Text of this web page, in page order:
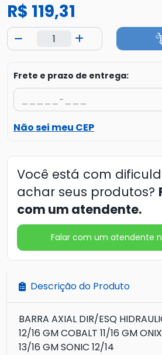
R$ 119,31
Frete e prazo de entrega:
Não sei meu CEP
Você está com
achar seus produtos?
com um atendente.
Falar com um atendente
Descrição do Produto
BARRA AXIAL DIR/ESQ
12/16 GM COBALT 11/16 GM
13/16 GM SONIC 12/14